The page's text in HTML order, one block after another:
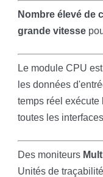
Nombre élevé de
grande vitesse
Le module CPU
les données
temps réel
toutes les
Des moniteurs
Unités de